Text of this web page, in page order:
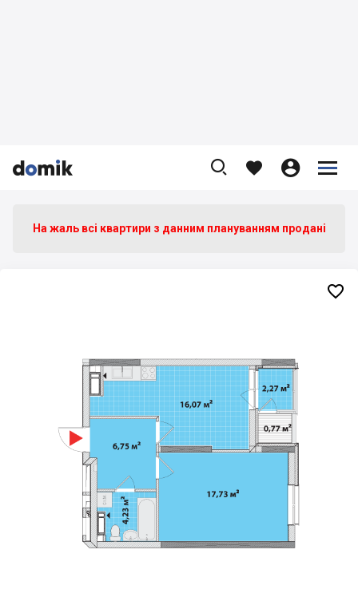


    


На жаль всі квартири з данним плануванням продані
